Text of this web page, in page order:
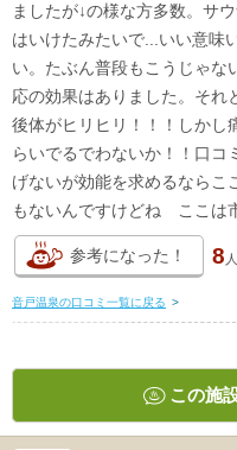
ましたが↓の様な方多数。サ
はいけたみたいで...いい意味
い。たぶん普段もこうじゃ
応の効果はありました。それ
後体がヒリヒリ！！！しかし
らいでるでわないか！！口コ
げないが効能を求めるならこ
もないんですけどね ここは
参考になった！ 8
音戸温泉の口コミ一覧に戻る >
この施